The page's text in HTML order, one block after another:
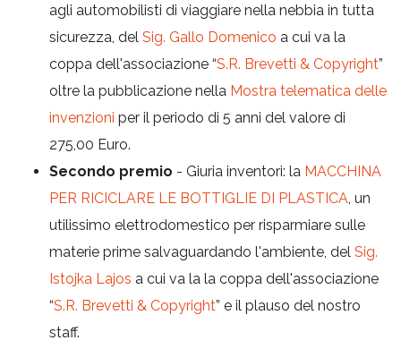
agli automobilisti di viaggiare nella nebbia in tutta
sicurezza, del Sig. Gallo Domenico a cui va la
coppa dell'associazione “S.R. Brevetti & Copyright”
oltre la pubblicazione nella Mostra telematica delle
invenzioni per il periodo di 5 anni del valore di
275,00 Euro.
Secondo premio - Giuria inventori: la MACCHINA
PER RICICLARE LE BOTTIGLIE DI PLASTICA , un
utilissimo elettrodomestico per risparmiare sulle
materie prime salvaguardando l'ambiente, del Sig.
Istojka Lajos a cui va la la coppa dell'associazione
“S.R. Brevetti & Copyright” e il plauso del nostro
staff.